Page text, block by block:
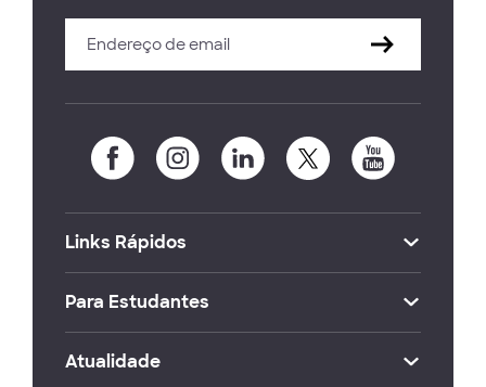
Links Rápidos
Para Estudantes
Atualidade